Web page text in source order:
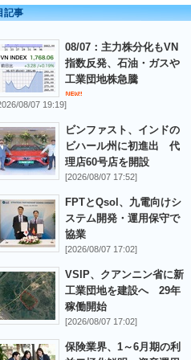
記事
08/07：主力株分化もVN
指数反発、石油・ガスや
工業団地株急騰
08/07 19:19]
ビンファスト、インドの
ビハール州に初進出 代
理店60号店を開設
[2026/08/07 17:52]
FPTとQsol、九電向けシ
ステム開発・運用保守で
協業
[2026/08/07 17:02]
VSIP、クアンニン省に新
工業団地を建設へ 29年
稼働開始
[2026/08/07 17:02]
保険業界、1～6月期の利